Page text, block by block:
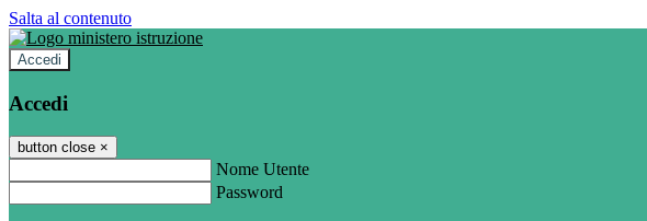
Salta al contenuto
Accedi
Accedi
button close ×
Nome Utente
Password